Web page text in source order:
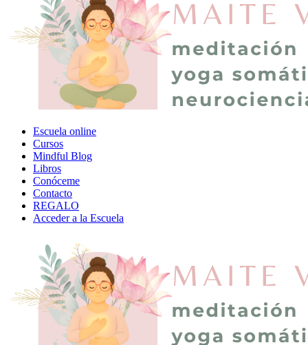
Escuela online
Cursos
Mindful Blog
Libros
Conóceme
Contacto
REGALO
Acceder a la Escuela